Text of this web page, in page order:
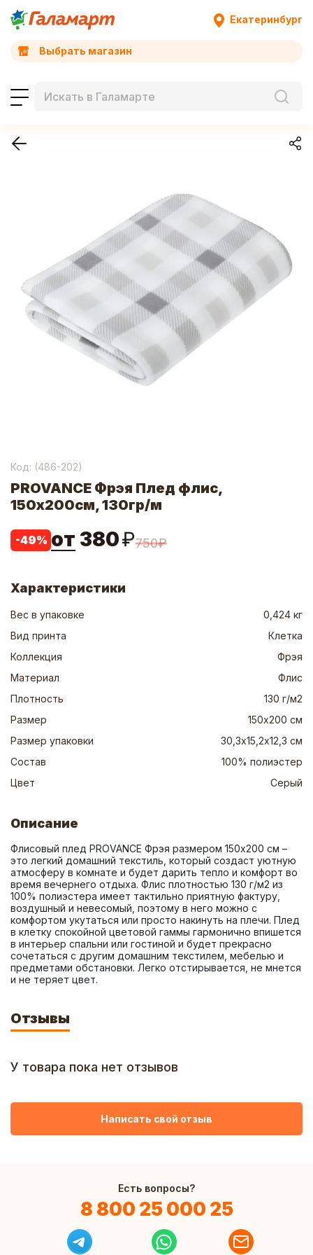
Екатеринбург
Выбрать магазин
Код: (486-202)
PROVANCE Фрэя Плед флис,
150х200см, 130гр/м
-49% от 380₽750₽
Характеристики
Вес в упаковке
0,424 кг
Вид принта
Клетка
Коллекция
Фрэя
Материал
Флис
Плотность
130 г/м2
Размер
150х200 см
Размер упаковки
30,3х15,2х12,3 см
Состав
100% полиэстер
Цвет
Серый
Описание
Флисовый плед PROVANCE Фрэя размером 150х200 см –
это легкий домашний текстиль, который создаст уютную
атмосферу в комнате и будет дарить тепло и комфорт во
время вечернего отдыха. Флис плотностью 130 г/м2 из
100% полиэстера имеет тактильно приятную фактуру,
воздушный и невесомый, поэтому в него можно с
комфортом укутаться или просто накинуть на плечи. Плед
в клетку спокойной цветовой гаммы гармонично впишется
в интерьер спальни или гостиной и будет прекрасно
сочетаться с другим домашним текстилем, мебелью и
предметами обстановки. Легко отстирывается, не мнется
и не теряет цвет.
Отзывы
У товара пока нет отзывов
Написать свой отзыв
Есть вопросы?
8 800 25 000 25